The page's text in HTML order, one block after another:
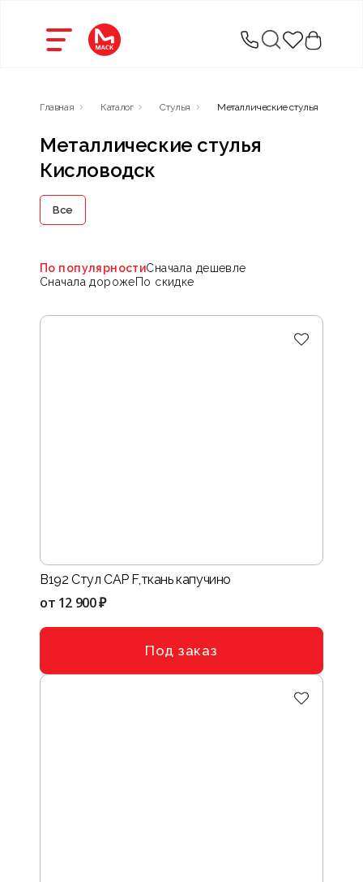
Главная Каталог Стулья Металлические стулья
Металлические стулья
Кисловодск
Все
По популярностиСначала дешевле
Сначала дорожеПо скидке
B192 Стул CAP F,ткань капучино
от 12 900 ₽
Под заказ